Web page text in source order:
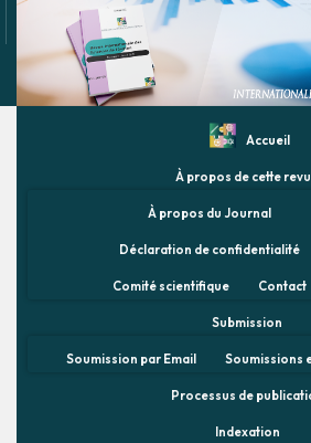
Accueil
À propos de cette
À propos du Journal
Déclaration de confidentialité
Comité scientifique Contact
Submission
Soumission par Email Soumissions
Processus de
Indexation